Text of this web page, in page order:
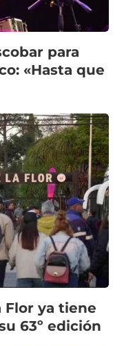
para
«Hasta que
Flor ya tiene
63º edición